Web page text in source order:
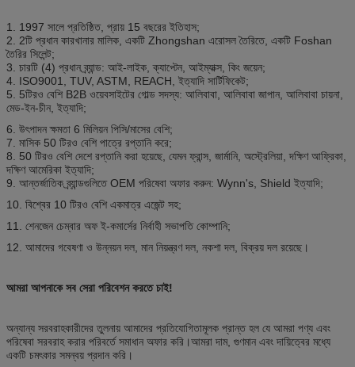
1. 1997 সালে প্রতিষ্ঠিত, প্রায় 15 বছরের ইতিহাস;
2. 2টি প্রধান কারখানার মালিক, একটি Zhongshan এরোসল তৈরিতে, একটি Foshan
তৈরির সিলেন্ট;
3. চারটি (4) প্রধান ব্র্যান্ড: আই-লাইক, ক্যাপ্টেন, আইম্যাক্স, কিং জয়েন;
4. ISO9001, TUV, ASTM, REACH, ইত্যাদি সার্টিফিকেট;
5. 5টিরও বেশি B2B ওয়েবসাইটের গোল্ড সদস্য: আলিবাবা, আলিবাবা জাপান, আলিবাবা চায়না,
মেড-ইন-চীন, ইত্যাদি;
6. উৎপাদন ক্ষমতা 6 মিলিয়ন পিসি/মাসের বেশি;
7. মাসিক 50 টিরও বেশি পাত্রে রপ্তানি করে;
8. 50 টিরও বেশি দেশে রপ্তানি করা হয়েছে, যেমন ফ্রান্স, জার্মানি, অস্ট্রেলিয়া, দক্ষিণ আফ্রিকা,
দক্ষিণ আমেরিকা ইত্যাদি;
9. আন্তর্জাতিক ব্র্যান্ডগুলিতে OEM পরিষেবা অফার করুন: Wynn's, Shield ইত্যাদি;
10. বিশ্বের 10 টিরও বেশি একমাত্র এজেন্ট সহ;
11. শেনজেন চেম্বার অফ ই-কমার্সের নির্বাহী সভাপতি কোম্পানি;
12. আমাদের গবেষণা ও উন্নয়ন দল, মান নিয়ন্ত্রণ দল, নকশা দল, বিক্রয় দল রয়েছে।
আমরা আপনাকে সব সেরা পরিবেশন করতে চাই!
অন্যান্য সরবরাহকারীদের তুলনায় আমাদের প্রতিযোগিতামূলক প্রান্ত হল যে আমরা পণ্য এবং
পরিষেবা সরবরাহ করার পরিবর্তে সমাধান অফার করি।আমরা দাম, গুণমান এবং দায়িত্বের মধ্যে
একটি চমৎকার সমন্বয় প্রদান করি।